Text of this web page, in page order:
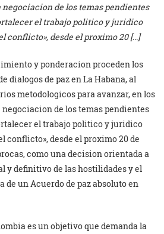
negociacion de los temas pendientes
el trabajo politico y juridico
conflicto», desde el proximo 20 […]
y ponderacion proceden los
dialogos de paz en La Habana, al
metodologicos para avanzar, en los
negociacion de los temas pendientes
el trabajo politico y juridico
conflicto», desde el proximo 20 de
como una decision orientada a
y definitivo de las hostilidades y el
de un Acuerdo de paz absoluto en
es un objetivo que demanda la